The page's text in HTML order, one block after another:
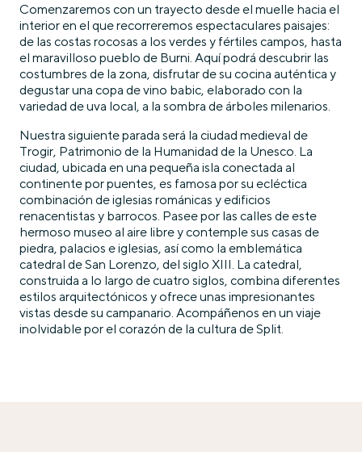
Comenzaremos con un trayecto desde el muelle hacia el
interior en el que recorreremos espectaculares paisajes:
de las costas rocosas a los verdes y fértiles campos, hasta
el maravilloso pueblo de Burni. Aquí podrá descubrir las
costumbres de la zona, disfrutar de su cocina auténtica y
degustar una copa de vino babic, elaborado con la
variedad de uva local, a la sombra de árboles milenarios.
Nuestra siguiente parada será la ciudad medieval de
Trogir, Patrimonio de la Humanidad de la Unesco. La
ciudad, ubicada en una pequeña isla conectada al
continente por puentes, es famosa por su ecléctica
combinación de iglesias románicas y edificios
renacentistas y barrocos. Pasee por las calles de este
hermoso museo al aire libre y contemple sus casas de
piedra, palacios e iglesias, así como la emblemática
catedral de San Lorenzo, del siglo XIII. La catedral,
construida a lo largo de cuatro siglos, combina diferentes
estilos arquitectónicos y ofrece unas impresionantes
vistas desde su campanario. Acompáñenos en un viaje
inolvidable por el corazón de la cultura de Split.